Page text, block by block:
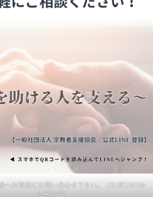
へお気軽にお問い合わせ下さい。（公式LINEか
ら受付中）